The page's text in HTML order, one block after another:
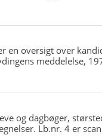
en oversigt over
meddelelse,
og dagbøger,
Lb.nr. 4 er